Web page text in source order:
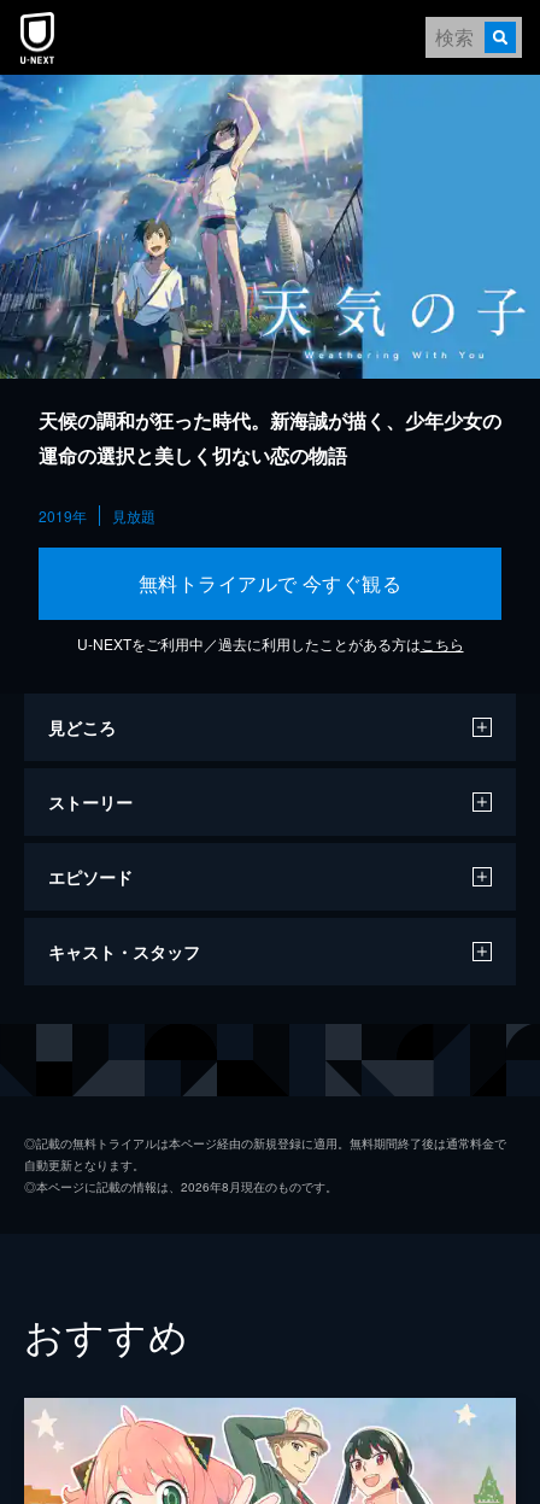
本文へスキップ
天候の調和が狂った時代。新海誠が描く、少年少女の
運命の選択と美しく切ない恋の物語
2019年 見放題
無料トライアルで 今すぐ観る
U-NEXTをご利用中／過去に利用したことがある方は こちら
見どころ
ストーリー
エピソード
天気の子
キャスト・スタッフ
天野陽菜 森七菜
監督 新海誠
脚本 新海誠
原作 新海誠
◎記載の無料トライアルは本ページ経由の新規登録に適用。無料期間終了後は通常料金で
自動更新となります。
◎本ページに記載の情報は、2026年8月現在のものです。
おすすめ